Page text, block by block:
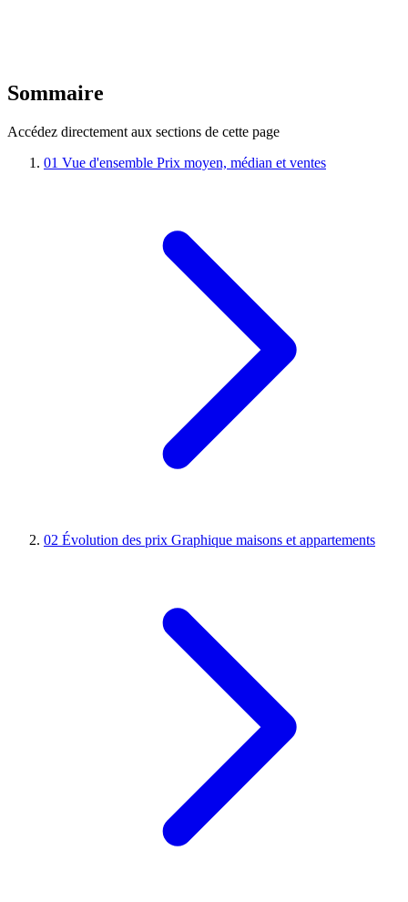
Sommaire
Accédez directement aux sections de cette page
01 Vue d'ensemble Prix moyen, médian et ventes
02 Évolution des prix Graphique maisons et appartements